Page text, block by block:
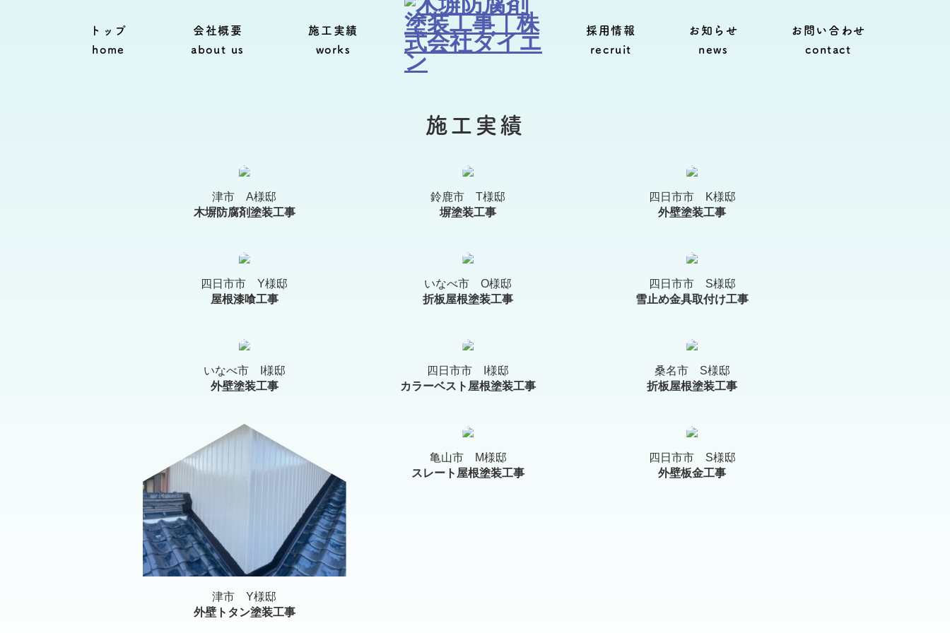
トップ
home
会社概要
about us
施工実績
works
採用情報
recruit
お知らせ
news
お問い合わせ
contact
施工実績
津市 A様邸
木塀防腐剤塗装工事
鈴鹿市 T様邸
塀塗装工事
四日市市 K様邸
外壁塗装工事
四日市市 Y様邸
屋根漆喰工事
いなべ市 O様邸
折板屋根塗装工事
四日市市 S様邸
雪止め金具取付け工事
いなべ市 I様邸
外壁塗装工事
四日市市 I様邸
カラーベスト屋根塗装工事
桑名市 S様邸
折板屋根塗装工事
津市 Y様邸
外壁トタン塗装工事
亀山市 M様邸
スレート屋根塗装工事
四日市市 S様邸
外壁板金工事